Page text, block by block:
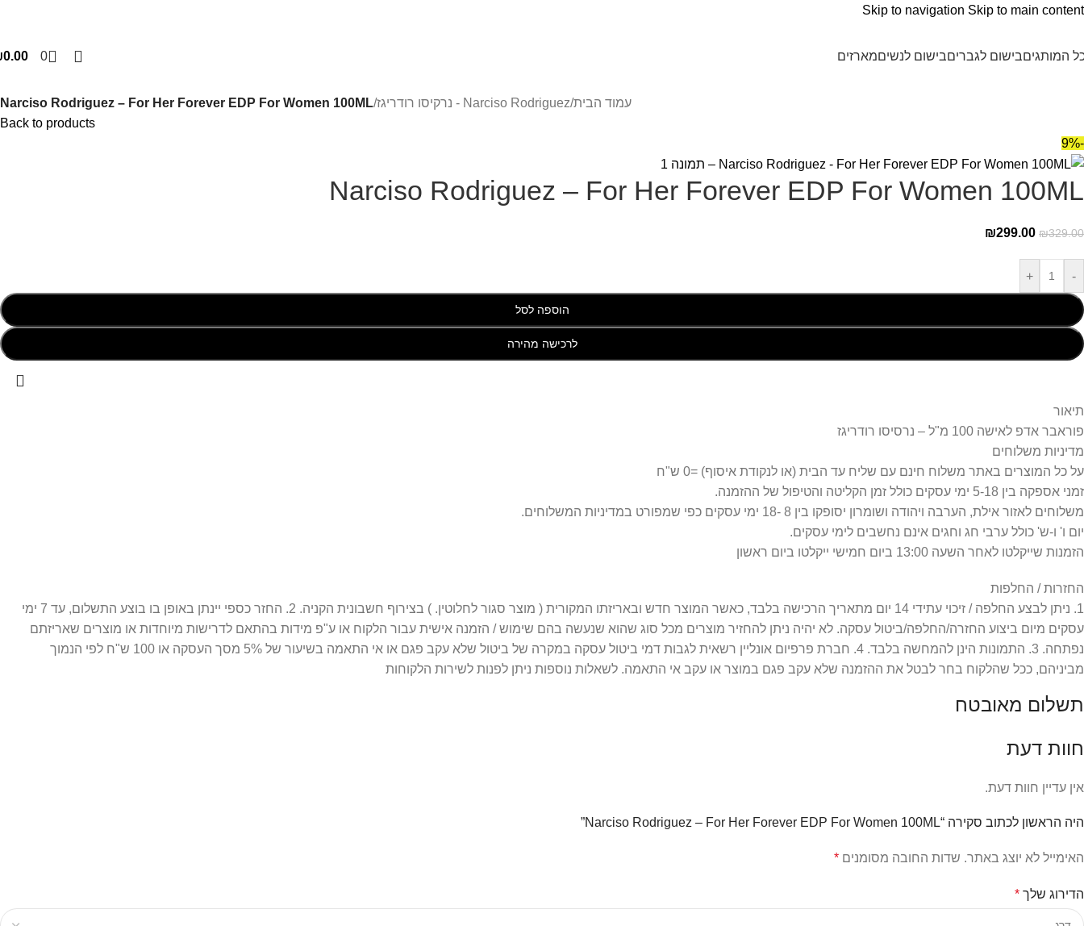
Skip to navigation Skip to main content
המותגיםבישום לגבריםבישום לנשיםמארזים 0
0.00
עמוד הבית/Narciso Rodriguez - נרקיסו רודריגז /
Narciso Rodriguez – For Her Forever EDP For Women 100ML
Back to products
-9%
Narciso Rodriguez – For Her Forever EDP For Women 100ML
₪329.00
₪299.00
-
+
הוספה לסל
לרכישה מהירה
תיאור
פוראבר אדפ לאישה 100 מ"ל – נרסיסו רודריגז
מדיניות משלוחים
על כל המוצרים באתר משלוח חינם עם שליח עד הבית (או לנקודת איסוף) =0 ש"ח
זמני אספקה בין 5-18 ימי עסקים כולל זמן הקליטה והטיפול של ההזמנה.
משלוחים לאזור אילת, הערבה ויהודה ושומרון יסופקו בין 8 -18 ימי עסקים כפי שמפורט במדיניות המשלוחים.
יום ו' ו-ש' כולל ערבי חג וחגים אינם נחשבים לימי עסקים.
הזמנות שייקלטו לאחר השעה 13:00 ביום חמישי ייקלטו ביום ראשון
החזרות / החלפות
1. ניתן לבצע החלפה / זיכוי עתידי 14 יום מתאריך הרכישה בלבד, כאשר המוצר חדש ובאריזתו המקורית ( מוצר סגור לחלוטין. ) בצירוף חשבונית הקניה. 2. החזר כספי יינתן באופן בו בוצע התשלום, עד 7 ימי
עסקים מיום ביצוע החזרה/החלפה/ביטול עסקה. לא יהיה ניתן להחזיר מוצרים מכל סוג שהוא שנעשה בהם שימוש / הזמנה אישית עבור הלקוח או ע"פ מידות בהתאם לדרישות מיוחדות או מוצרים שאריזתם
נפתחה. 3. התמונות הינן להמחשה בלבד. 4. חברת פרפיום אונליין רשאית לגבות דמי ביטול עסקה במקרה של ביטול שלא עקב פגם או אי התאמה בשיעור של 5% מסך העסקה או 100 ש"ח לפי הנמוך
מביניהם, ככל שהלקוח בחר לבטל את ההזמנה שלא עקב פגם במוצר או עקב אי התאמה. לשאלות נוספות ניתן לפנות לשירות הלקוחות
תשלום מאובטח
חוות דעת
אין עדיין חוות דעת.
היה הראשון לכתוב סקירה “Narciso Rodriguez – For Her Forever EDP For Women 100ML”
האימייל לא יוצג באתר. שדות החובה מסומנים *
הדירוג שלך *